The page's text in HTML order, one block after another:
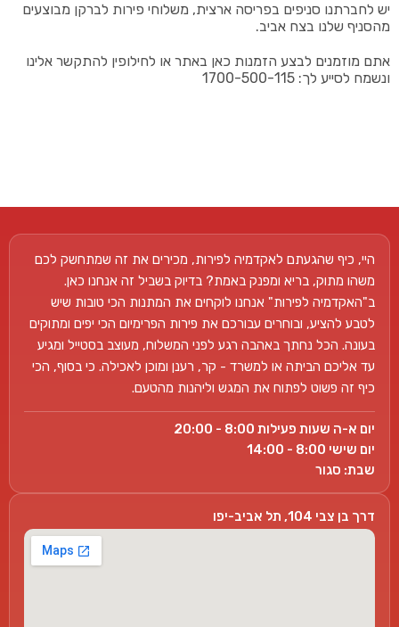
יש לחברתנו סניפים בפריסה ארצית, משלוחי פירות לברקן מבוצעים
מהסניף שלנו בצח אביב.
אתם מוזמנים לבצע הזמנות כאן באתר או לחילופין להתקשר אלינו
ונשמח לסייע לך: 1700-500-115
היי, כיף שהגעתם לאקדמיה לפירות, מכירים את זה שמתחשק לכם
משהו מתוק, בריא ומפנק באמת? בדיוק בשביל זה אנחנו כאן.
ב"האקדמיה לפירות" אנחנו לוקחים את המתנות הכי טובות שיש
לטבע להציע, ובוחרים עבורכם את פירות הפרימיום הכי יפים ומתוקים
בעונה. הכל נחתך באהבה רגע לפני המשלוח, מעוצב בסטייל ומגיע
עד אליכם הביתה או למשרד - קר, רענן ומוכן לאכילה. כי בסוף, הכי
כיף זה פשוט לפתוח את המגש וליהנות מהטעם.
יום א-ה שעות פעילות 8:00 - 20:00
יום שישי 8:00 - 14:00
שבת: סגור
דרך בן צבי 104, תל אביב-יפו